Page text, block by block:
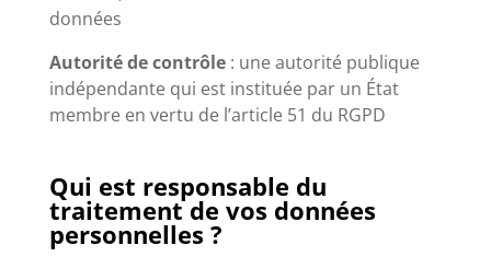
données
Autorité de contrôle : une autorité publique
indépendante qui est instituée par un État
membre en vertu de l’article 51 du RGPD
Qui est responsable du
traitement de vos données
personnelles ?